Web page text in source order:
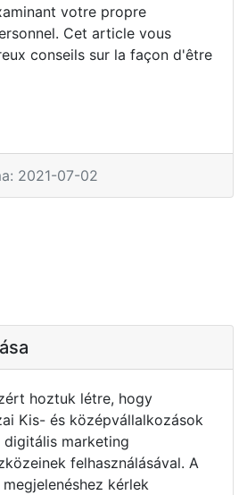
votre propre
Cet article vous
conseils sur la façon d'être
2021-07-02
hoztuk létre, hogy
Kis- és középvállalkozások
digitális marketing
felhasználásával. A
kérlek